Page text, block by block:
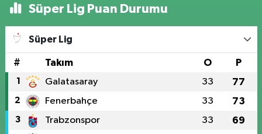
Süper Lig Puan Durumu
Süper Lig
# Takım O P
1 Galatasaray 33 77
2 Fenerbahçe 33 73
3 Trabzonspor 33 69